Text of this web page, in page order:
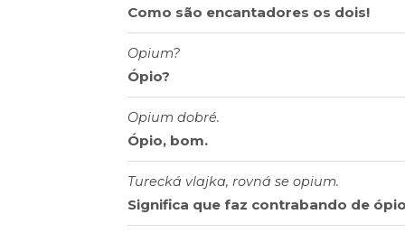
Como são encantadores os dois!
Opium?
Ópio?
Opium dobré.
Ópio, bom.
Turecká vlajka, rovná se opium.
Significa que faz contrabando de